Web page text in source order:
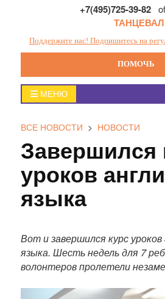
+7(495)725-39-82
Поддержите нас! Подпишитесь на
ПОМОЧЬ
Главное
меню
МЕНЮ
ВСЕ НОВОСТИ > НОВОСТИ
Завершился
уроков
языка
л
н
ы
й
Вот и завершился курс уроков
языка. Шесть недель для 7
волонтеров пролетели